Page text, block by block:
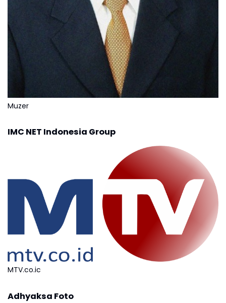
Muzer
IMC NET Indonesia Group
MTV.co.ic
Adhyaksa Foto